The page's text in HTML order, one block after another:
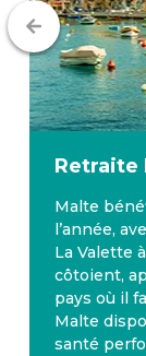
Retraite
Malte
l’année,
La Valette
côtoient,
pays où il
Malte
santé